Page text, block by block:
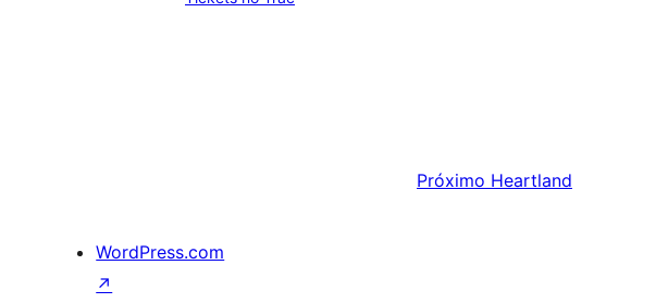
Próximo Heartland
WordPress.com
↗